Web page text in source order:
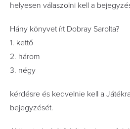
helyesen válaszolni kell a
Hány könyvet írt Dobray Sarolta?
1. kettő
2. három
3. négy
kérdésre és kedvelnie kell a
bejegyzését.